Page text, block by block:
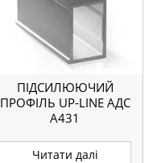
ПІДСИЛЮЮЧИЙ
ПРОФІЛЬ UP-LINE АДС
А431
Читати далі